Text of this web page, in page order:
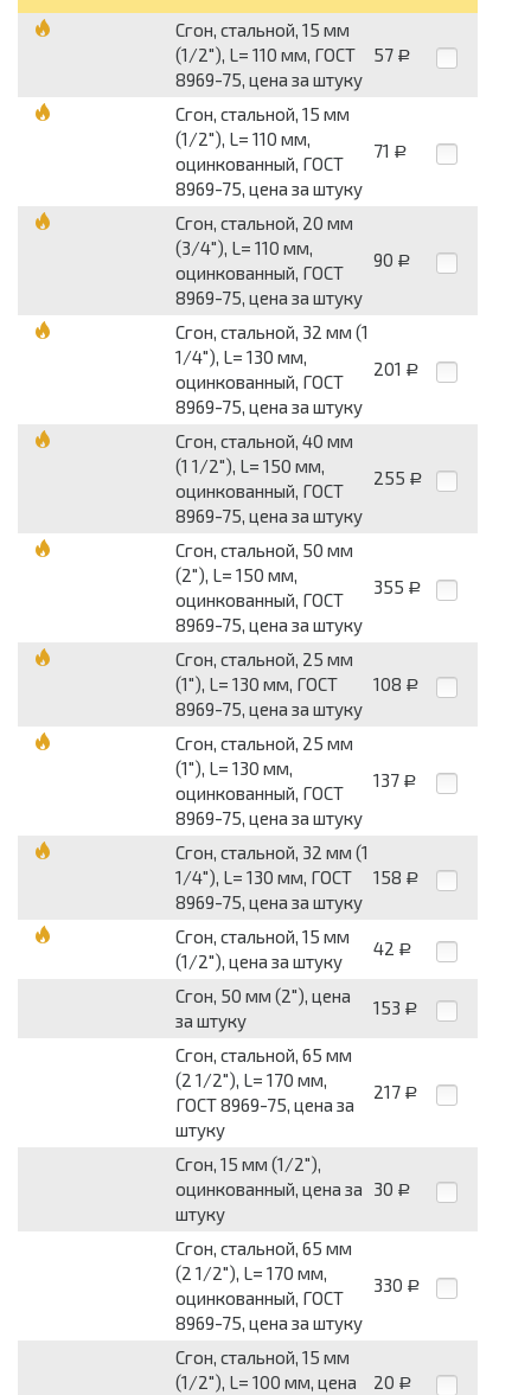
Сгон, стальной, 15 мм
(1/2"), L= 110 мм, ГОСТ
8969-75, цена за штуку
57 Р
Сгон, стальной, 15 мм
(1/2"), L= 110 мм,
оцинкованный, ГОСТ
8969-75, цена за штуку
71 Р
Сгон, стальной, 20 мм
(3/4"), L= 110 мм,
оцинкованный, ГОСТ
8969-75, цена за штуку
90 Р
Сгон, стальной, 32 мм (1
1/4"), L= 130 мм,
оцинкованный, ГОСТ
8969-75, цена за штуку
201 Р
Сгон, стальной, 40 мм
(1 1/2"), L= 150 мм,
оцинкованный, ГОСТ
8969-75, цена за штуку
255 Р
Сгон, стальной, 50 мм
(2"), L= 150 мм,
оцинкованный, ГОСТ
8969-75, цена за штуку
355 Р
Сгон, стальной, 25 мм
(1"), L= 130 мм, ГОСТ
8969-75, цена за штуку
108 Р
Сгон, стальной, 25 мм
(1"), L= 130 мм,
оцинкованный, ГОСТ
8969-75, цена за штуку
137 Р
Сгон, стальной, 32 мм (1
1/4"), L= 130 мм, ГОСТ
8969-75, цена за штуку
158 Р
Сгон, стальной, 15 мм
(1/2"), цена за штуку
42 Р
Сгон, 50 мм (2"), цена
за штуку
153 Р
Сгон, стальной, 65 мм
(2 1/2"), L= 170 мм,
ГОСТ 8969-75, цена за
штуку
217 Р
Сгон, 15 мм (1/2"),
оцинкованный, цена за
штуку
30 Р
Сгон, стальной, 65 мм
(2 1/2"), L= 170 мм,
оцинкованный, ГОСТ
8969-75, цена за штуку
330 Р
Сгон, стальной, 15 мм
(1/2"), L= 100 мм, цена
20 Р